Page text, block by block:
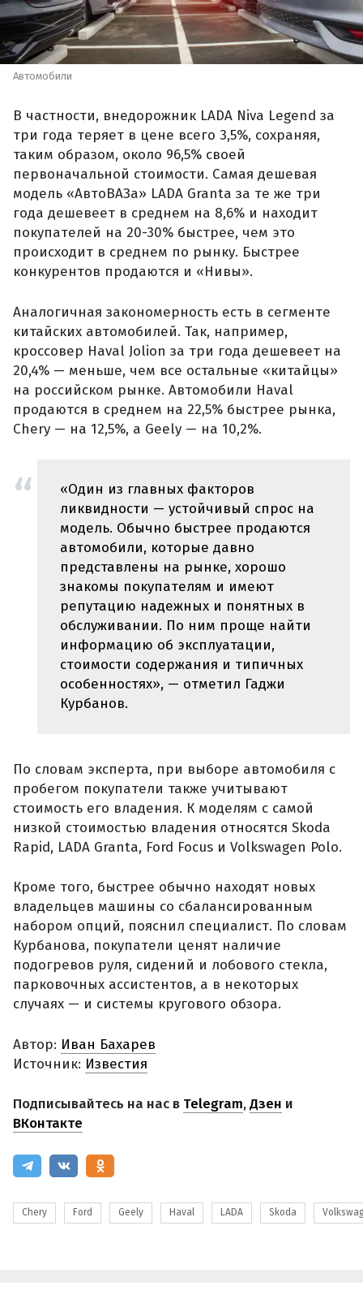
Автомобили
В частности, внедорожник LADA Niva Legend за
три года теряет в цене всего 3,5%, сохраняя,
таким образом, около 96,5% своей
первоначальной стоимости. Самая дешевая
модель «АвтоВАЗа» LADA Granta за те же три
года дешевеет в среднем на 8,6% и находит
покупателей на 20-30% быстрее, чем это
происходит в среднем по рынку. Быстрее
конкурентов продаются и «Нивы».
Аналогичная закономерность есть в сегменте
китайских автомобилей. Так, например,
кроссовер Haval Jolion за три года дешевеет на
20,4% — меньше, чем все остальные «китайцы»
на российском рынке. Автомобили Haval
продаются в среднем на 22,5% быстрее рынка,
Chery — на 12,5%, а Geely — на 10,2%.
«Один из главных факторов
ликвидности — устойчивый спрос на
модель. Обычно быстрее продаются
автомобили, которые давно
представлены на рынке, хорошо
знакомы покупателям и имеют
репутацию надежных и понятных в
обслуживании. По ним проще найти
информацию об эксплуатации,
стоимости содержания и типичных
особенностях», — отметил Гаджи
Курбанов.
По словам эксперта, при выборе автомобиля с
пробегом покупатели также учитывают
стоимость его владения. К моделям с самой
низкой стоимостью владения относятся Skoda
Rapid, LADA Granta, Ford Focus и Volkswagen Polo.
Кроме того, быстрее обычно находят новых
владельцев машины со сбалансированным
набором опций, пояснил специалист. По словам
Курбанова, покупатели ценят наличие
подогревов руля, сидений и лобового стекла,
парковочных ассистентов, а в некоторых
случаях — и системы кругового обзора.
Автор: Иван Бахарев
Источник: Известия
Подписывайтесь на нас в Telegram,Дзен и
ВКонтакте
Chery Ford Geely Haval LADA Skoda